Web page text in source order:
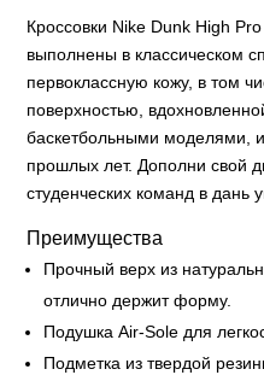
Кроссовки Nike Dunk High
выполнены в классическом
первоклассную кожу, в том
поверхностью,
баскетбольными моделями,
прошлых лет. Дополни свой
студенческих команд в дань
Преимущества
Прочный верх из
отлично держит форму.
Подушка Air-Sole для
Подметка из твердой